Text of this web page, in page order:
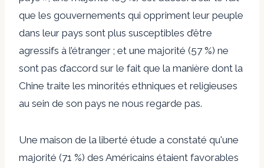
que les gouvernements qui oppriment leur peuple
dans leur pays sont plus susceptibles d’être
agressifs à l’étranger ; et une majorité (57 %) ne
sont pas d’accord sur le fait que la manière dont la
Chine traite les minorités ethniques et religieuses
au sein de son pays ne nous regarde pas.
Une maison de la liberté étude a constaté qu'une
majorité (71 %) des Américains étaient favorables